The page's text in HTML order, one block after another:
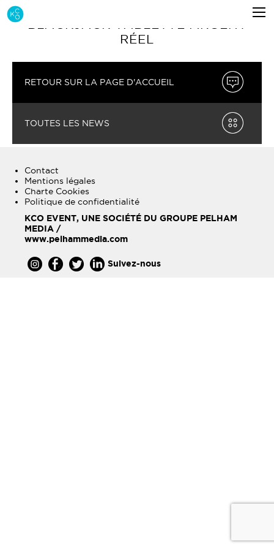
RÉEL
RETOUR SUR LA PAGE D'ACCUEIL
TOUTES LES NEWS
Contact
Mentions légales
Charte Cookies
Politique de confidentialité
KCO EVENT, UNE SOCIÉTÉ DU GROUPE PELHAM
MEDIA /
www.pelhammedia.com
Suivez-nous